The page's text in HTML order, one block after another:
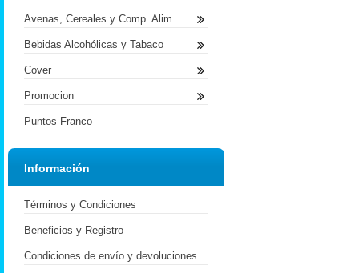
Avenas, Cereales y Comp. Alim.
Bebidas Alcohólicas y Tabaco
Cover
Promocion
Puntos Franco
Información
Términos y Condiciones
Beneficios y Registro
Condiciones de envío y devoluciones